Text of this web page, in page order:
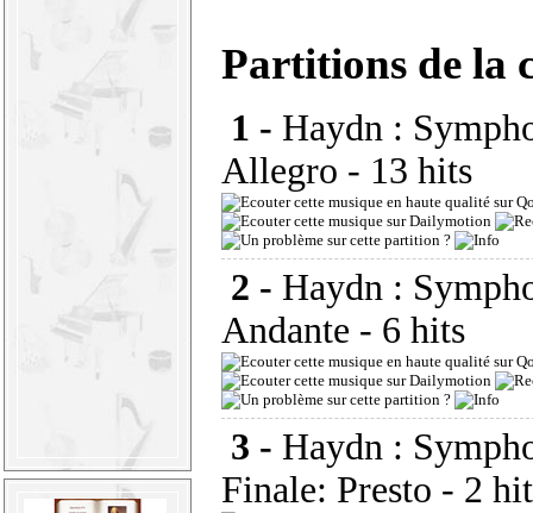
Partitions de la
1 - Haydn :
Allegro - 13 hits
2 - Haydn :
Andante - 6 hits
3 - Haydn :
Finale: Presto - 2